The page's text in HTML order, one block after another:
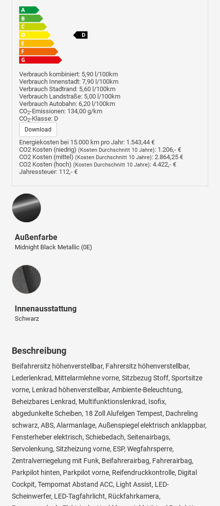
Verbrauch kombiniert: 5,90 l/100km
Verbrauch Innenstadt: 7,90 l/100km
Verbrauch Stadtrand: 5,60 l/100km
Verbrauch Landstraße: 5,00 l/100km
Verbrauch Autobahn: 6,20 l/100km
CO2-Emissionen: 134,00 g/km
CO2-Klasse: D
Download
Energiekosten bei 15.000 km pro Jahr: 1.543,44 €
CO2 Kosten (niedrig) (Kosten Durchschnitt 10 Jahre): 1.206,- €
CO2 Kosten (mittel) (Kosten Durchschnitt 10 Jahre): 2.864,25 €
CO2 Kosten (hoch) (Kosten Durchschnitt 10 Jahre): 4.422,- €
Jahressteuer: 112,- €
Außenfarbe
Midnight Black Metallic (0E)
Innenausstattung
Innenausstattung
Schwarz
Beschreibung
Beifahrersitz höhenverstellbar, Fahrersitz höhenverstellbar,
Lederlenkrad, Mittelarmlehne vorne, Sitzbezug Stoff, Sportsitze
vorne, Lenkrad höhenverstellbar, Ambiente-Beleuchtung,
Beheizbares Lenkrad, Multifunktionslenkrad, Isofix,
abgedunkelte Scheiben, 18 Zoll Alufelgen Tempest, Dachreling
schwarz, ABS, Alarmanlage, Außenspiegel elektrisch anklappbar,
Fensterheber elektrisch, Schiebedach, Seitenairbags,
Servolenkung, Sitzheizung vorne, ESP, Wegfahrsperre,
Zentralverriegelung mit Funk, Beifahrerairbag, Fahrerairbag,
Parkpilot hinten, Parkpilot vorne, Reifendruckkontrolle, Digital
Cockpit, Tempomat Abstand ACC, Light Assist, LED-
Scheinwerfer, LED-Tagfahrlicht, Rückfahrkamera,